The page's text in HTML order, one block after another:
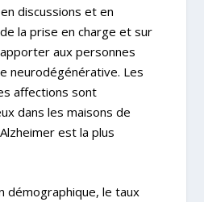
discussions et en
la prise en charge et sur
aux personnes
neurodégénérative. Les
affections sont
dans les maisons de
est la plus
démographique, le taux